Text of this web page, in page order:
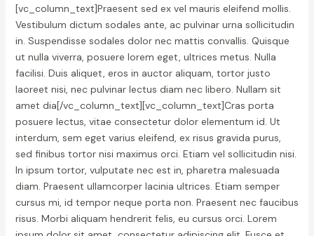
[vc_column_text]Praesent sed ex vel mauris eleifend mollis.
Vestibulum dictum sodales ante, ac pulvinar urna sollicitudin
in. Suspendisse sodales dolor nec mattis convallis. Quisque
ut nulla viverra, posuere lorem eget, ultrices metus. Nulla
facilisi. Duis aliquet, eros in auctor aliquam, tortor justo
laoreet nisi, nec pulvinar lectus diam nec libero. Nullam sit
amet dia[/vc_column_text][vc_column_text]Cras porta
posuere lectus, vitae consectetur dolor elementum id. Ut
interdum, sem eget varius eleifend, ex risus gravida purus,
sed finibus tortor nisi maximus orci. Etiam vel sollicitudin nisi.
In ipsum tortor, vulputate nec est in, pharetra malesuada
diam. Praesent ullamcorper lacinia ultrices. Etiam semper
cursus mi, id tempor neque porta non. Praesent nec faucibus
risus. Morbi aliquam hendrerit felis, eu cursus orci. Lorem